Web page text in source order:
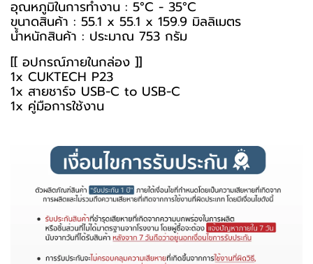
อุณหภูมิในการทำงาน : 5°C - 35°C
ขนาดสินค้า : 55.1 x 55.1 x 159.9 มิลลิเมตร
น้ำหนักสินค้า : ประมาณ 753 กรัม
[[ อุปกรณ์ภายในกล่อง ]]
1x CUKTECH P23
1x สายชาร์จ USB-C to USB-C
1x คู่มือการใช้งาน